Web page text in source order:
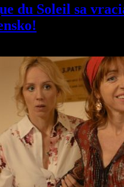
du Soleil sa